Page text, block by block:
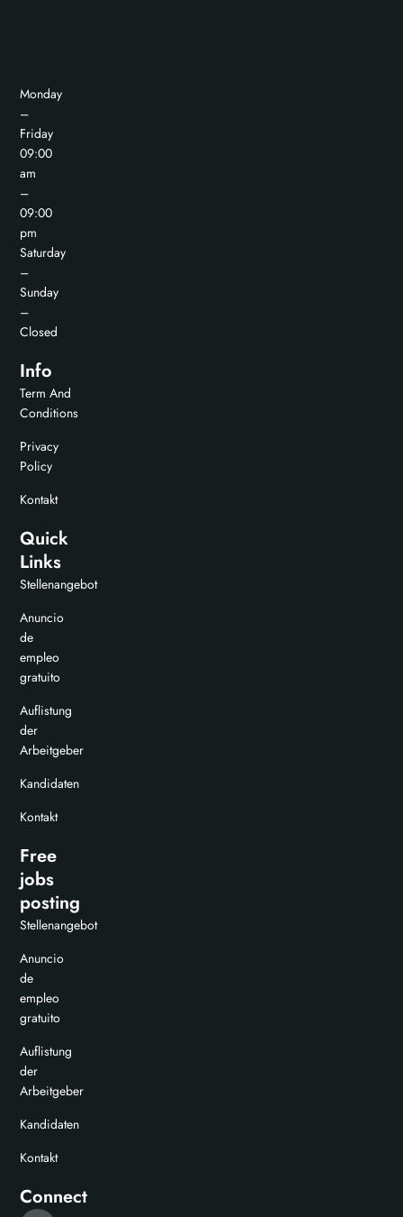
Monday
–
Friday
09:00
am
–
09:00
pm
Saturday
–
Sunday
–
Closed
Info
Term And
Conditions
Privacy
Policy
Kontakt
Quick
Links
Stellenangebot
Anuncio
de
empleo
gratuito
Auflistung
der
Arbeitgeber
Kandidaten
Kontakt
Free
jobs
posting
Stellenangebot
Anuncio
de
empleo
gratuito
Auflistung
der
Arbeitgeber
Kandidaten
Kontakt
Connect